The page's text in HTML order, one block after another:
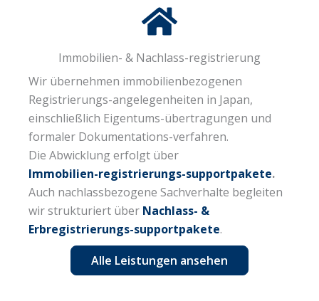
Immobilien- & Nachlass-registrierung
Wir übernehmen immobilienbezogenen
Registrierungs-angelegenheiten in Japan,
einschließlich Eigentums-übertragungen und
formaler Dokumentations-verfahren.
Die Abwicklung erfolgt über
Immobilien-registrierungs-supportpakete.
Auch nachlassbezogene Sachverhalte begleiten
wir strukturiert über Nachlass- &
Erbregistrierungs-supportpakete.
Alle Leistungen ansehen